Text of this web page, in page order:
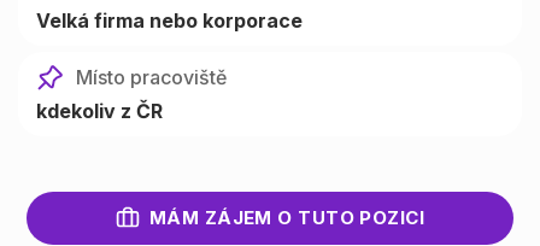
Velká firma nebo korporace
Místo pracoviště
kdekoliv z ČR
MÁM ZÁJEM O TUTO POZICI